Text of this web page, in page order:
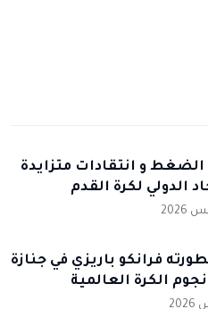
الضغط و انتقادات متزايدة
الدولي لكرة القدم
فرانكو باريزي في جنازة
الكرة العالمية